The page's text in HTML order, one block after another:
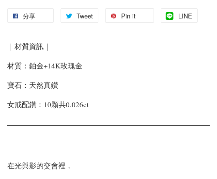
分享 Tweet Pin it LINE
｜材質資訊｜
材質：鉑金+14K玫瑰金
寶石：天然真鑽
女戒配鑽：10顆共0.026ct
在光與影的交會裡，